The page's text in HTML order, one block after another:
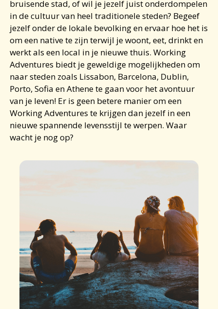
bruisende stad, of wil je jezelf juist onderdompelen
in de cultuur van heel traditionele steden? Begeef
jezelf onder de lokale bevolking en ervaar hoe het is
om een ​​native te zijn terwijl je woont, eet, drinkt en
werkt als een local in je nieuwe thuis. Working
Adventures biedt je geweldige mogelijkheden om
naar steden zoals Lissabon, Barcelona, ​​Dublin,
Porto, Sofia en Athene te gaan voor het avontuur
van je leven! Er is geen betere manier om een ​​
Working Adventures te krijgen dan jezelf in een
nieuwe spannende levensstijl te werpen. Waar
wacht je nog op?